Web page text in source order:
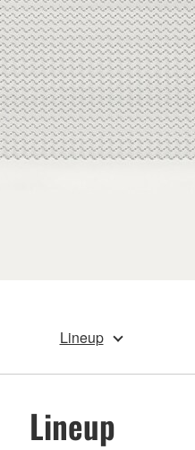
Lineup
Lineup